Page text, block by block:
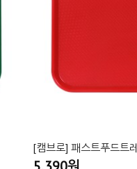
[캠브로] 패스트푸드트